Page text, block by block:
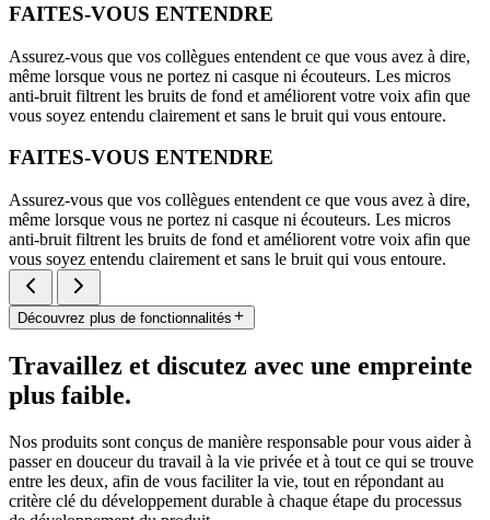
FAITES-VOUS ENTENDRE
Assurez-vous que vos collègues entendent ce que vous avez à dire,
même lorsque vous ne portez ni casque ni écouteurs. Les micros
anti-bruit filtrent les bruits de fond et améliorent votre voix afin que
vous soyez entendu clairement et sans le bruit qui vous entoure.
FAITES-VOUS ENTENDRE
Assurez-vous que vos collègues entendent ce que vous avez à dire,
même lorsque vous ne portez ni casque ni écouteurs. Les micros
anti-bruit filtrent les bruits de fond et améliorent votre voix afin que
vous soyez entendu clairement et sans le bruit qui vous entoure.
Découvrez plus de fonctionnalités
Travaillez et discutez avec une empreinte
plus faible.
Nos produits sont conçus de manière responsable pour vous aider à
passer en douceur du travail à la vie privée et à tout ce qui se trouve
entre les deux, afin de vous faciliter la vie, tout en répondant au
critère clé du développement durable à chaque étape du processus